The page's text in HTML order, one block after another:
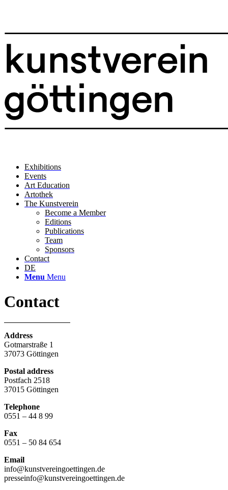
Exhibitions
Events
Art Education
Artothek
The Kunstverein
Become a Member
Editions
Publications
Team
Sponsors
Contact
DE
Menu Menu
Contact
Address
Gotmarstraße 1
37073 Göttingen
Postal address
Postfach 2518
37015 Göttingen
Telephone
0551 – 44 8 99
Fax
0551 – 50 84 654
Email
info@kunstvereingoettingen.de
presseinfo@kunstvereingoettingen.de